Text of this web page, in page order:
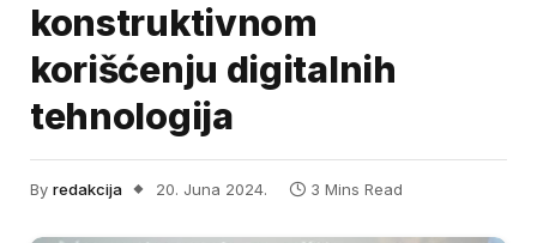
konstruktivnom
korišćenju digitalnih
tehnologija
By redakcija 20. Juna 2024. 3 Mins Read